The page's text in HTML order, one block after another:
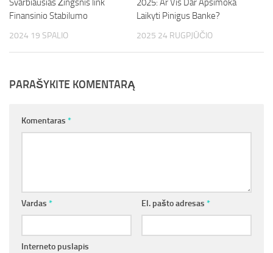
Svarbiausias Žingsnis link
Finansinio Stabilumo
2024 19 SPALIO
2025: Ar Vis Dar Apsimoka
Laikyti Pinigus Banke?
2025 24 RUGPJŪČIO
PARAŠYKITE KOMENTARĄ
Komentaras *
Vardas * El. pašto adresas *
Interneto puslapis